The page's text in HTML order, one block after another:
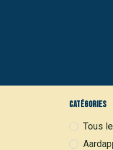
Catégories
Tous